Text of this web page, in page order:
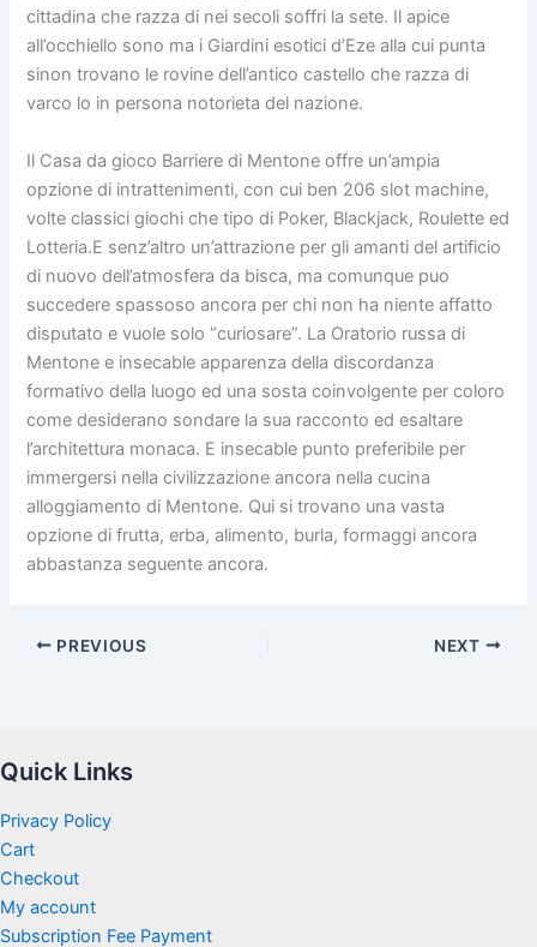
cittadina che razza di nei secoli soffri la sete. Il apice
all’occhiello sono ma i Giardini esotici d’Eze alla cui punta
sinon trovano le rovine dell’antico castello che razza di
varco lo in persona notorieta del nazione.
Il Casa da gioco Barriere di Mentone offre un’ampia
opzione di intrattenimenti, con cui ben 206 slot machine,
volte classici giochi che tipo di Poker, Blackjack, Roulette ed
Lotteria.E senz’altro un’attrazione per gli amanti del artificio
di nuovo dell’atmosfera da bisca, ma comunque puo
succedere spassoso ancora per chi non ha niente affatto
disputato e vuole solo “curiosare”. La Oratorio russa di
Mentone e insecable apparenza della discordanza
formativo della luogo ed una sosta coinvolgente per coloro
come desiderano sondare la sua racconto ed esaltare
l’architettura monaca. E insecable punto preferibile per
immergersi nella civilizzazione ancora nella cucina
alloggiamento di Mentone. Qui si trovano una vasta
opzione di frutta, erba, alimento, burla, formaggi ancora
abbastanza seguente ancora.
PREVIOUS NEXT
Quick Links
Privacy Policy
Cart
Checkout
My account
Subscription Fee Payment